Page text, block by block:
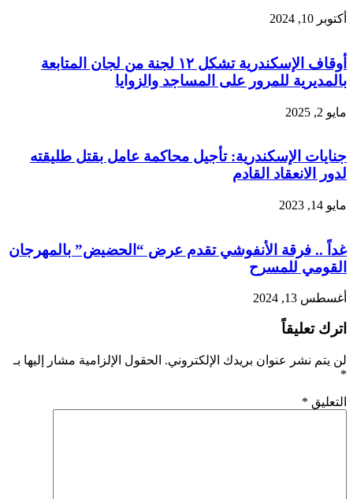
أكتوبر 10, 2024
أوقاف الإسكندرية تشكل ١٢ لجنة من لجان المتابعة
بالمديرية للمرور على المساجد والزوايا
مايو 2, 2025
جنايات الإسكندرية: تأجيل محاكمة عامل بقتل طليقته
لدور الانعقاد القادم
مايو 14, 2023
غداً .. فرقة الأنفوشي تقدم عرض “الحضيض” بالمهرجان
القومي للمسرح
أغسطس 13, 2024
اترك تعليقاً
لن يتم نشر عنوان بريدك الإلكتروني. الحقول الإلزامية مشار إليها بـ
*
التعليق *